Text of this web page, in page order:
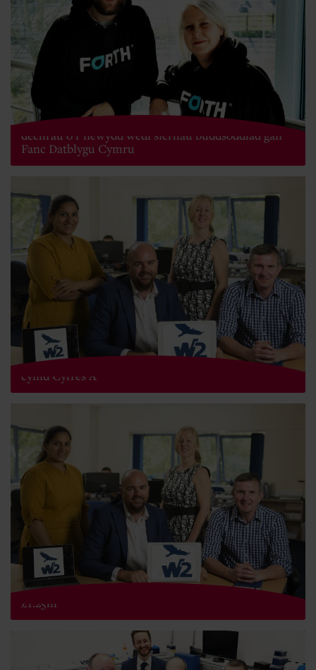
Forth, busnes gofal iechyd technegol sydd wedi
dechrau o'r newydd wedi sicrhau buddsoddiad gan
Fanc Datblygu Cymru
W2 Global Data Solutions yn sicrhau £3m mewn
cyllid Cyfres A
Cwmni twf cyflym fintech yn Ne Cymru yn codi
£1.25m